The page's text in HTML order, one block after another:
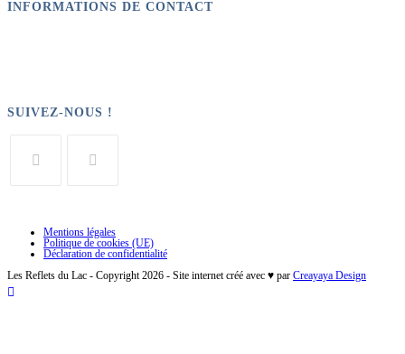
INFORMATIONS DE CONTACT
SUIVEZ-NOUS !
Mentions légales
Politique de cookies (UE)
Déclaration de confidentialité
Les Reflets du Lac - Copyright 2026 - Site internet créé avec ♥ par Creayaya Design